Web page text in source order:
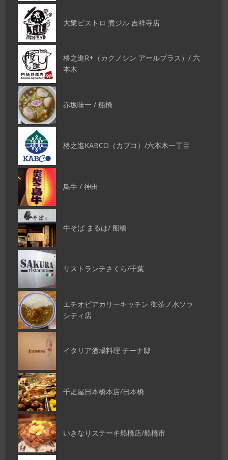
大衆ビストロ 煮ジル 吉祥寺店
格之進R+（カクノシン アールプラス）/ 六
本木
赤坂味一 / 船橋
格之進KABCO（カブコ）/六本木一丁目
鳥牛 / 神田
牛そば まるは/ 船橋
リストランテさくら/千葉
エチオピアカリーキッチン 御茶ノ水ソラ
シティ店
イタリア酒場料理 チーナ邸
千疋屋日本橋本店/日本橋
いきなりステーキ船橋店/船橋市